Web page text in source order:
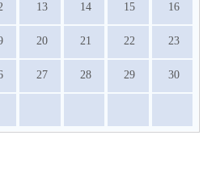
13 14 15 16
20 21 22 23
27 28 29 30